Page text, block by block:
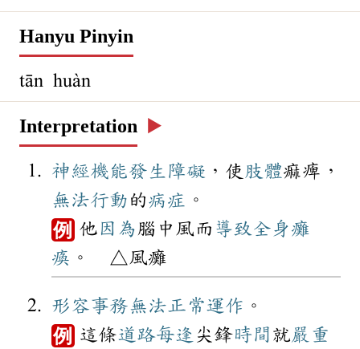
Hanyu Pinyin
tān huàn
Interpretation ▶️
神經機能發生 障礙 ，使 肢體痲痺，
無法行動 的病症 。
例 他 因為 腦中風而 導致 全身癱
瘓 。 △風癱
形容事務無法 正常運作 。
例 這條道路每逢 尖鋒時間 就嚴重